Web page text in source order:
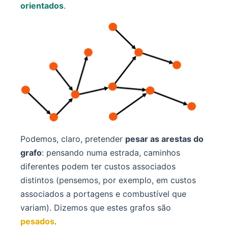
orientados.
Podemos, claro, pretender pesar as arestas do
grafo: pensando numa estrada, caminhos
diferentes podem ter custos associados
distintos (pensemos, por exemplo, em custos
associados a portagens e combustível que
variam). Dizemos que estes grafos são
pesados.